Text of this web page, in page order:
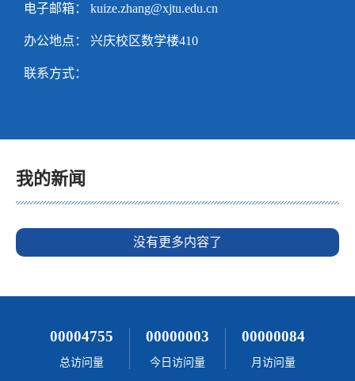
电子邮箱： kuize.zhang@xjtu.edu.cn
办公地点： 兴庆校区数学楼410
联系方式：
我的新闻
没有更多内容了
00004755
总访问量
00000003
今日访问量
00000084
月访问量